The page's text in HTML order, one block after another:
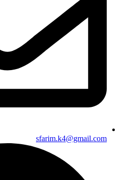
sfarim.k4@gmail.com